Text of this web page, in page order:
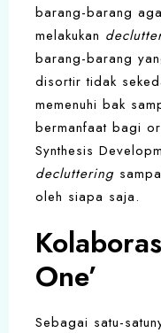
barang-barang
melakukan
barang-barang
disortir tidak
memenuhi bak
bermanfaat bagi
Synthesis
decluttering
oleh siapa saja.
One’
Sebagai satu-